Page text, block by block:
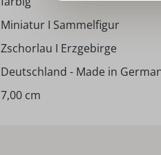
Miniatur I Sammelfigur
Zschorlau I Erzgebirge
Deutschland - Made in
7,00 cm